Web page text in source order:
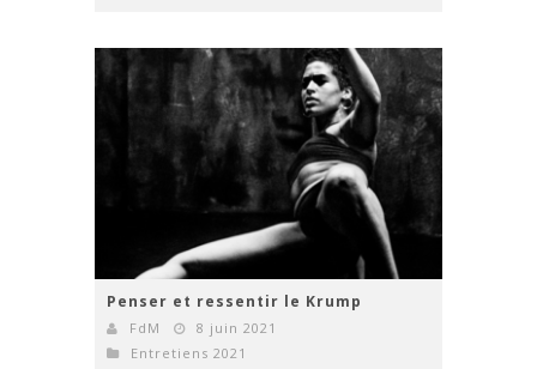
Penser et ressentir le Krump
FdM
8 juin 2021
Entretiens 2021